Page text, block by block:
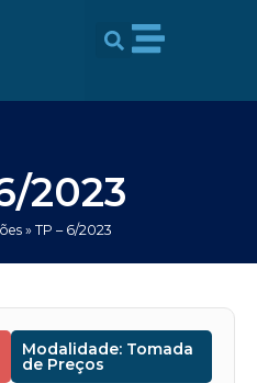
2023
» TP – 6/2023
Modalidade: Tomada
de Preços